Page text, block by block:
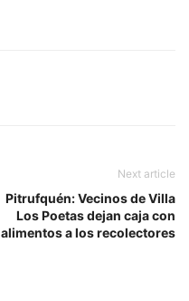
Next article
Pitrufquén: Vecinos de Villa
Los Poetas dejan caja con
alimentos a los recolectores